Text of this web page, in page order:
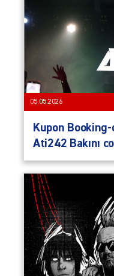
05.05.2026
Kupon
Ati242 Bakını